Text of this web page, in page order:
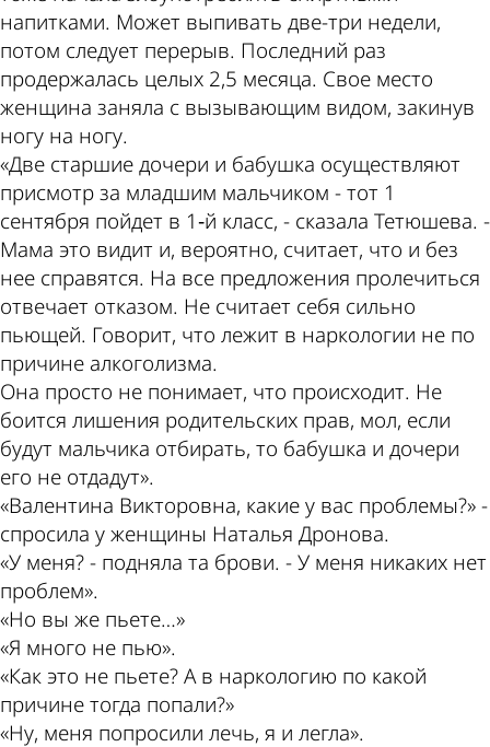
напитками. Может выпивать две-три недели,
потом следует перерыв. Последний раз
продержалась целых 2,5 месяца. Свое место
женщина заняла с вызывающим видом, закинув
ногу на ногу.
«Две старшие дочери и бабушка осуществляют
присмотр за младшим мальчиком - тот 1
сентября пойдет в 1‑й класс, - сказала Тетюшева. -
Мама это видит и, вероятно, считает, что и без
нее справятся. На все предложения пролечиться
отвечает отказом. Не считает себя сильно
пьющей. Говорит, что лежит в наркологии не по
причине алкоголизма.
Она просто не понимает, что происходит. Не
боится лишения родительских прав, мол, если
будут мальчика отбирать, то бабушка и дочери
его не отдадут».
«Валентина Викторовна, какие у вас проблемы?» -
спросила у женщины Наталья Дронова.
«У меня? - подняла та брови. - У меня никаких нет
проблем».
«Но вы же пьете…»
«Я много не пью».
«Как это не пьете? А в наркологию по какой
причине тогда попали?»
«Ну, меня попросили лечь, я и легла».